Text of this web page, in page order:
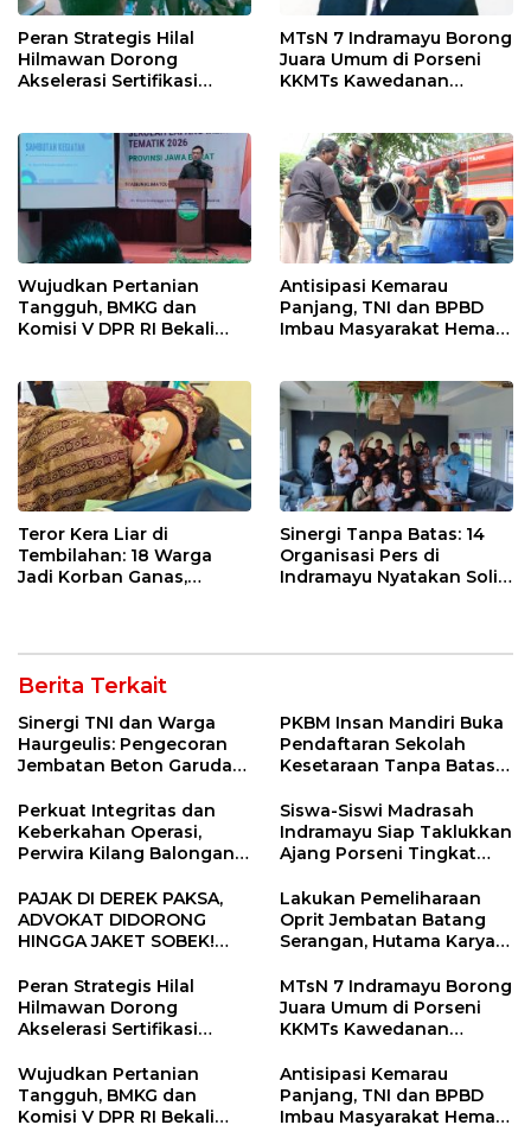
Peran Strategis Hilal
Hilmawan Dorong
Akselerasi Sertifikasi
Indramayu
MTsN 7 Indramayu Borong
Juara Umum di Porseni
KKMTs Kawedanan
Wujudkan Pertanian
Tangguh, BMKG dan
Komisi V DPR RI Bekali
Antisipasi Kemarau
Panjang, TNI dan BPBD
Imbau Masyarakat Hemat
Teror Kera Liar di
Tembilahan: 18 Warga
Jadi Korban Ganas,
Sinergi Tanpa Batas: 14
Organisasi Pers di
Indramayu Nyatakan Solid
Berita Terkait
Sinergi TNI dan Warga
Haurgeulis: Pengecoran
Jembatan Beton Garuda
PKBM Insan Mandiri Buka
Pendaftaran Sekolah
Kesetaraan Tanpa Batas
Perkuat Integritas dan
Keberkahan Operasi,
Perwira Kilang Balongan
Siswa-Siswi Madrasah
Indramayu Siap Taklukkan
Ajang Porseni Tingkat
PAJAK DI DEREK PAKSA,
ADVOKAT DIDORONG
HINGGA JAKET SOBEK!
Ngamuk Kepung Polresta
Pekanbaru!
Lakukan Pemeliharaan
Oprit Jembatan Batang
Serangan, Hutama Karya
55 Tol Binjai–Langsa
Peran Strategis Hilal
Hilmawan Dorong
Akselerasi Sertifikasi
Entaskan Kemiskinan di
Indramayu
MTsN 7 Indramayu Borong
Juara Umum di Porseni
KKMTs Kawedanan
Wujudkan Pertanian
Tangguh, BMKG dan
Komisi V DPR RI Bekali
Antisipasi Kemarau
Panjang, TNI dan BPBD
Imbau Masyarakat Hemat